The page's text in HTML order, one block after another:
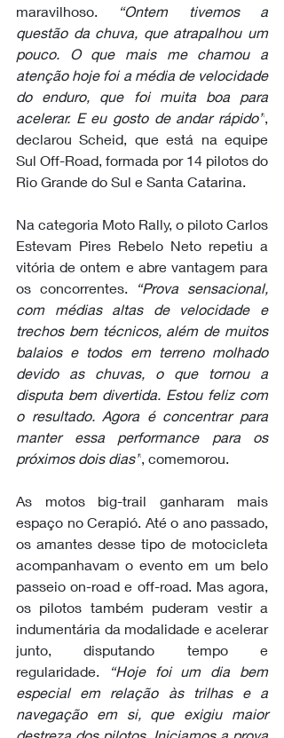
maravilhoso.
“Ontem tivemos a
questão da chuva, que atrapalhou um
pouco. O que mais me chamou a
atenção hoje foi a média de velocidade
do enduro, que foi muita boa para
acelerar. E eu gosto de andar rápido”,
declarou Scheid, que está na equipe
Sul Off-Road, formada por 14 pilotos do
Rio Grande do Sul e Santa Catarina.
Na categoria Moto Rally, o piloto Carlos
Estevam Pires Rebelo Neto repetiu a
vitória de ontem e abre vantagem para
os concorrentes.
“Prova sensacional,
com médias altas de velocidade e
trechos bem técnicos, além de muitos
balaios e todos em terreno molhado
devido as chuvas, o que tornou a
disputa bem divertida. Estou feliz com
o resultado. Agora é concentrar para
manter essa performance para os
próximos dois dias”, comemorou.
As motos big-trail ganharam mais
espaço no Cerapió. Até o ano passado,
os amantes desse tipo de motocicleta
acompanhavam o evento em um belo
passeio on-road e off-road. Mas agora,
os pilotos também puderam vestir a
indumentária da modalidade e acelerar
junto, disputando tempo e
regularidade.
“Hoje foi um dia bem
especial em relação às trilhas e a
navegação em si, que exigiu maior